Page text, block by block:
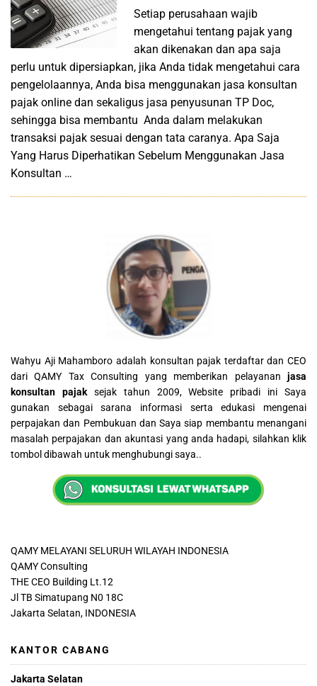
Setiap perusahaan wajib
mengetahui tentang pajak yang
akan dikenakan dan apa saja
perlu untuk dipersiapkan, jika Anda tidak mengetahui cara
pengelolaannya, Anda bisa menggunakan jasa konsultan
pajak online dan sekaligus jasa penyusunan TP Doc,
sehingga bisa membantu Anda dalam melakukan
transaksi pajak sesuai dengan tata caranya. Apa Saja
Yang Harus Diperhatikan Sebelum Menggunakan Jasa
Konsultan …
Wahyu Aji Mahamboro adalah konsultan pajak terdaftar dan CEO
dari QAMY Tax Consulting yang memberikan pelayanan jasa
konsultan pajaksejak tahun 2009, Website pribadi ini Saya
gunakan sebagai sarana informasi serta edukasi mengenai
perpajakan dan Pembukuan dan Saya siap membantu menangani
masalah perpajakan dan akuntasi yang anda hadapi, silahkan klik
tombol dibawah untuk menghubungi saya..
QAMY MELAYANI SELURUH WILAYAH INDONESIA
QAMY Consulting
THE CEO Building Lt.12
Jl TB Simatupang N0 18C
Jakarta Selatan, INDONESIA
KANTOR CABANG
Jakarta Selatan